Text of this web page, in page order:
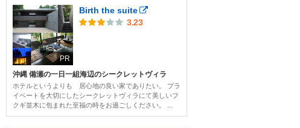
PR
Birth the suite
3.23
沖縄 備瀬の一日一組海辺のシークレットヴィラ
ホテルというよりも 居心地の良い家でありたい。 プラ
イベートを大切にしたシークレットヴィラにて美しいフ
クギ並木に包まれた至福の時をお過ごしください。 ...